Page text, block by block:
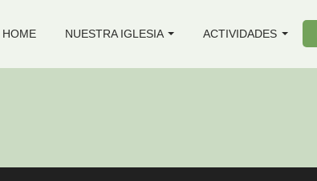
HOME NUESTRA IGLESIA ACTIVIDADES